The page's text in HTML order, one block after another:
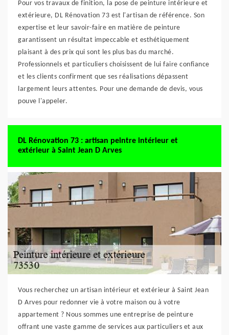
Pour vos travaux de finition, la pose de peinture intérieure et
extérieure, DL Rénovation 73 est l'artisan de référence. Son
expertise et leur savoir-faire en matière de peinture
garantissent un résultat impeccable et esthétiquement
plaisant à des prix qui sont les plus bas du marché.
Professionnels et particuliers choisissent de lui faire confiance
et les clients confirment que ses réalisations dépassent
largement leurs attentes. Pour une demande de devis, vous
pouve l'appeler.
DL Rénovation 73 : artisan peintre intérieur et
extérieur à Saint Jean D Arves
Vous recherchez un artisan intérieur et extérieur à Saint Jean
D Arves pour redonner vie à votre maison ou à votre
appartement ? Nous sommes une entreprise de peinture
offrant une vaste gamme de services aux particuliers et aux